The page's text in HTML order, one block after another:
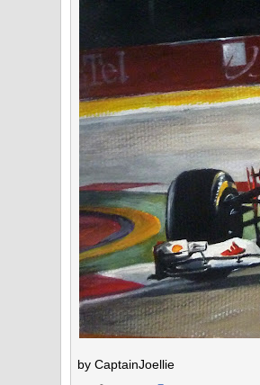
by CaptainJoellie